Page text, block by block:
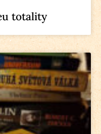
totality